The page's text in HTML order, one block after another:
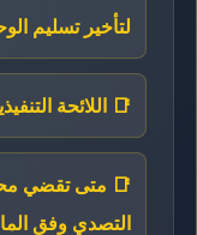
لتأخير تسليم
📑 اللائحة
📑 متى تقضي
التصدي وفق المادة